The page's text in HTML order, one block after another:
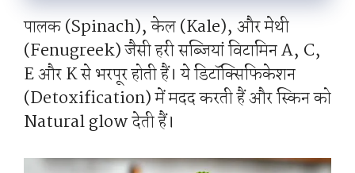
पालक (Spinach), केल (Kale), और मेथी
(Fenugreek) जैसी हरी सब्जियां विटामिन A, C,
E और K से भरपूर होती हैं। ये डिटॉक्सिफिकेशन
(Detoxification) में मदद करती हैं और स्किन को
Natural glow देती हैं।